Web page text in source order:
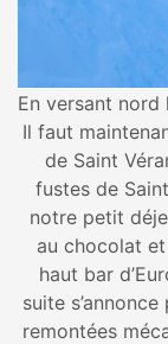
En versant nord
Il faut
de Saint
fustes de
notre petit
au chocolat
haut bar
suite
remontées